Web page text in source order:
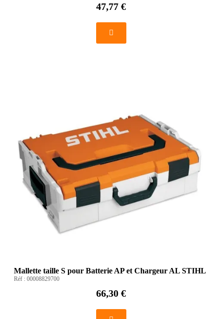
47,77 €
Mallette taille S pour Batterie AP et Chargeur AL STIHL
Réf : 00008829700
66,30 €